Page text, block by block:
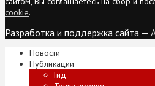
cookie.
Разработка и поддержка сайта —
Новости
Публикации
Гид